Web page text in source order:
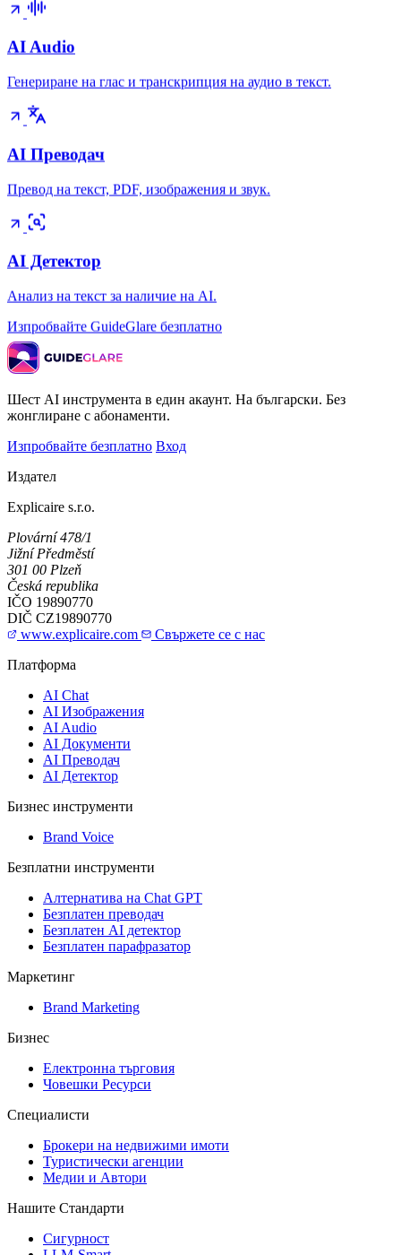
AI Audio
Генериране на глас и транскрипция на аудио в текст.
AI Преводач
Превод на текст, PDF, изображения и звук.
AI Детектор
Анализ на текст за наличие на AI.
Изпробвайте GuideGlare безплатно
Шест AI инструмента в един акаунт. На български. Без
жонглиране с абонаменти.
Изпробвайте безплатно Вход
Издател
Explicaire s.r.o.
Plovární 478/1
Jižní Předměstí
301 00 Plzeň
Česká republika
IČO 19890770
DIČ CZ19890770
www.explicaire.com
Свържете се с нас
Платформа
AI Chat
AI Изображения
AI Audio
AI Документи
AI Преводач
AI Детектор
Бизнес инструменти
Brand Voice
Безплатни инструменти
Алтернатива на Chat GPT
Безплатен преводач
Безплатен AI детектор
Безплатен парафразатор
Маркетинг
Brand Marketing
Бизнес
Електронна търговия
Човешки Ресурси
Специалисти
Брокери на недвижими имоти
Туристически агенции
Медии и Автори
Нашите Стандарти
Сигурност